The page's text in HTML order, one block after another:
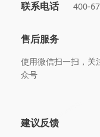
联系电话 400-
售后服务
使用微信扫一扫，关
众号
建议反馈